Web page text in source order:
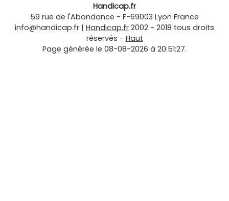
Handicap.fr
59 rue de l'Abondance - F-69003 Lyon France
info@handicap.fr | Handicap.fr 2002 - 2018 tous droits
réservés - Haut
Page générée le 08-08-2026 à 20:51:27.